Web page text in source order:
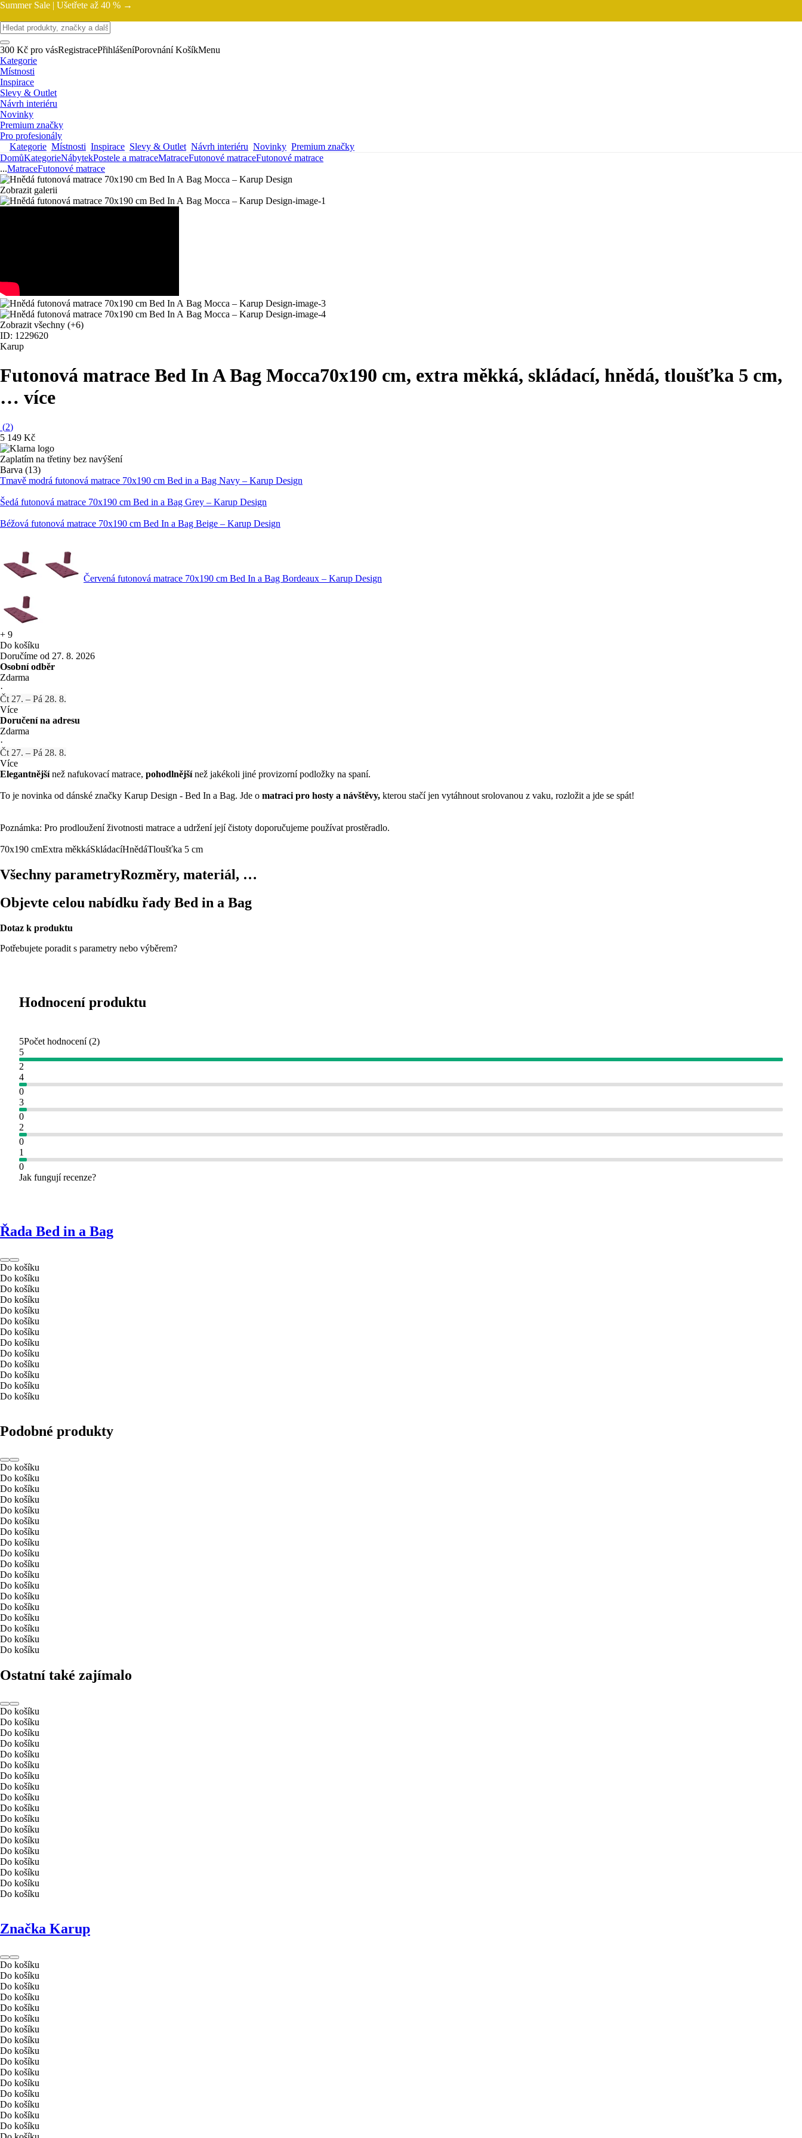
Summer Sale | Ušetřete až 40 % →
300 Kč pro vásRegistracePřihlášeníPorovnání KošíkMenu
Kategorie
Místnosti
Inspirace
Slevy & Outlet
Návrh interiéru
Novinky
Premium značky
Pro profesionály
Kategorie Místnosti Inspirace Slevy & Outlet Návrh interiéru Novinky Premium značky
DomůKategorieNábytekPostele a matraceMatraceFutonové matraceFutonové matrace
...MatraceFutonové matrace
Zobrazit galerii
Zobrazit všechny (+6)
ID: 1229620
Karup
Futonová matrace Bed In A Bag Mocca70x190 cm, extra měkká, skládací, hnědá, tloušťka 5 cm,
… více
(2)
5 149 Kč
Zaplatím na třetiny bez navýšení
Barva (13)
Tmavě modrá futonová matrace 70x190 cm Bed in a Bag Navy – Karup Design
Šedá futonová matrace 70x190 cm Bed in a Bag Grey – Karup Design
Béžová futonová matrace 70x190 cm Bed In a Bag Beige – Karup Design
Červená futonová matrace 70x190 cm Bed In a Bag Bordeaux – Karup Design
+ 9
Do košíku
Doručíme od 27. 8. 2026
Osobní odběr
Zdarma
·
Čt 27. – Pá 28. 8.
Více
Doručení na adresu
Zdarma
·
Čt 27. – Pá 28. 8.
Více
Elegantnějšínež nafukovací matrace, pohodlnějšínež jakékoli jiné provizorní podložky na spaní.
To je novinka od dánské značky Karup Design - Bed In a Bag. Jde o matraci pro hosty a návštěvy, kterou stačí jen vytáhnout srolovanou z vaku, rozložit a jde se spát!
Poznámka: Pro prodloužení životnosti matrace a udržení její čistoty doporučujeme používat prostěradlo.
70x190 cmExtra měkkáSkládacíHnědáTloušťka 5 cm
Všechny parametryRozměry, materiál, …
Objevte celou nabídku řady Bed in a Bag
Dotaz k produktu
Potřebujete poradit s parametry nebo výběrem?
Hodnocení produktu
5Počet hodnocení(2)
5
2
4
0
3
0
2
0
1
0
Jak fungují recenze?
Řada Bed in a Bag
Do košíku
Do košíku
Do košíku
Do košíku
Do košíku
Do košíku
Do košíku
Do košíku
Do košíku
Do košíku
Do košíku
Do košíku
Do košíku
Podobné produkty
Do košíku
Do košíku
Do košíku
Do košíku
Do košíku
Do košíku
Do košíku
Do košíku
Do košíku
Do košíku
Do košíku
Do košíku
Do košíku
Do košíku
Do košíku
Do košíku
Do košíku
Do košíku
Ostatní také zajímalo
Do košíku
Do košíku
Do košíku
Do košíku
Do košíku
Do košíku
Do košíku
Do košíku
Do košíku
Do košíku
Do košíku
Do košíku
Do košíku
Do košíku
Do košíku
Do košíku
Do košíku
Do košíku
Značka Karup
Do košíku
Do košíku
Do košíku
Do košíku
Do košíku
Do košíku
Do košíku
Do košíku
Do košíku
Do košíku
Do košíku
Do košíku
Do košíku
Do košíku
Do košíku
Do košíku